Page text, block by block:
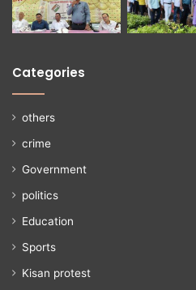
Categories
others
crime
Government
politics
Education
Sports
Kisan protest